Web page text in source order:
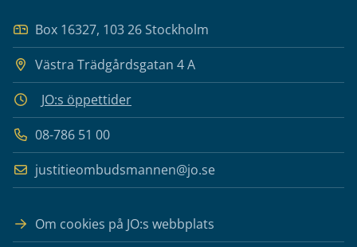
Box 16327, 103 26 Stockholm
Västra Trädgårdsgatan 4 A
JO:s öppettider
08-786 51 00
justitieombudsmannen@jo.se
Om cookies på JO:s webbplats